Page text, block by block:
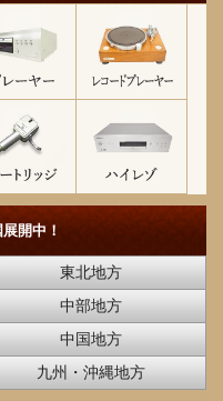
開中！
東北地方
中部地方
中国地方
九州・沖縄地方